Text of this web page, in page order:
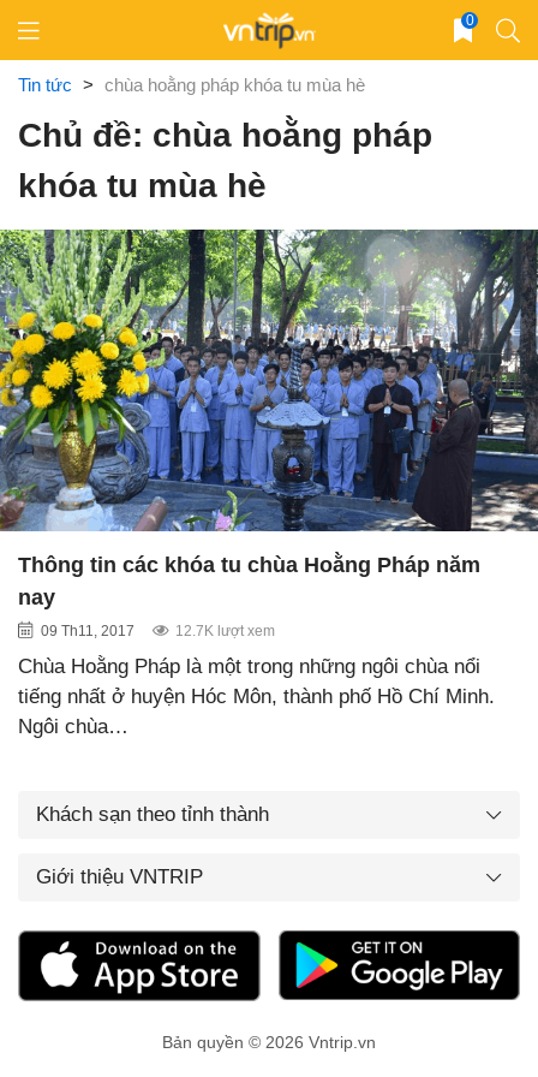
content
0
Tin tức > chùa hoằng pháp khóa tu mùa hè
Chủ đề: chùa hoằng pháp
khóa tu mùa hè
Thông tin các khóa tu chùa Hoằng Pháp năm
nay
09 Th11, 2017 12.7K lượt xem
Chùa Hoằng Pháp là một trong những ngôi chùa nổi
tiếng nhất ở huyện Hóc Môn, thành phố Hồ Chí Minh.
Ngôi chùa…
Khách sạn theo tỉnh thành
Giới thiệu VNTRIP
Bản quyền © 2026 Vntrip.vn